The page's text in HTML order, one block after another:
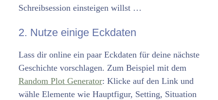
Schreibsession einsteigen willst …
2. Nutze einige Eckdaten
Lass dir online ein paar Eckdaten für deine nächste
Geschichte vorschlagen. Zum Beispiel mit dem
Random Plot Generator: Klicke auf den Link und
wähle Elemente wie Hauptfigur, Setting, Situation